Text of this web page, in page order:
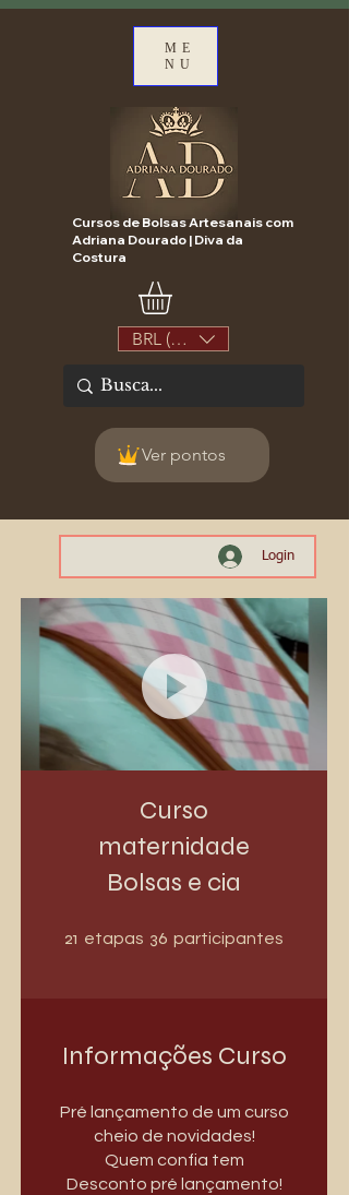
ME
NU
Cursos de Bolsas Artesanais com
Adriana Dourado | Diva da
Costura
BRL (R$)
Ver pontos
Login
Curso
maternidade
Bolsas e cia
21 etapas 21 etapas
36 participantes
Informações Curso
Pré lançamento de um curso
cheio de novidades!
Quem confia tem
Desconto pré lançamento!